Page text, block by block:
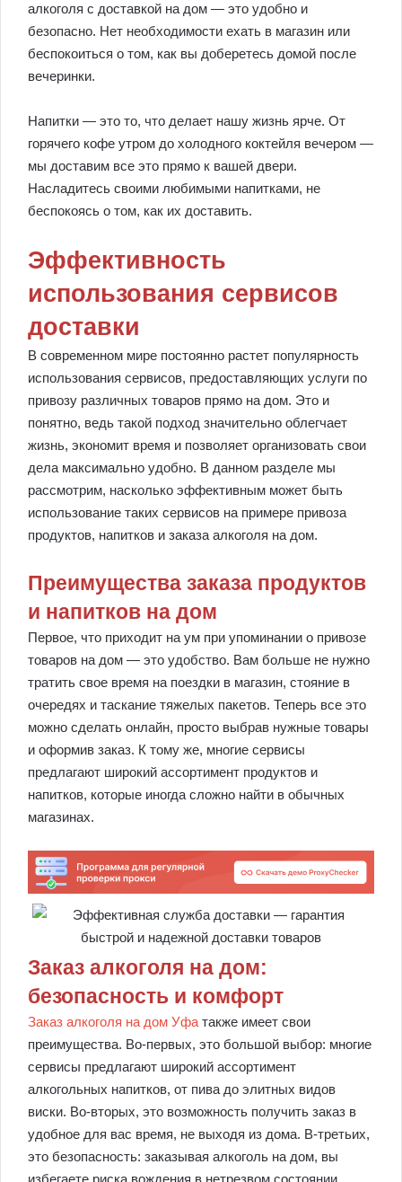
алкоголя с доставкой на дом — это удобно и
безопасно. Нет необходимости ехать в магазин или
беспокоиться о том, как вы доберетесь домой после
вечеринки.
Напитки — это то, что делает нашу жизнь ярче. От
горячего кофе утром до холодного коктейля вечером —
мы доставим все это прямо к вашей двери.
Насладитесь своими любимыми напитками, не
беспокоясь о том, как их доставить.
Эффективность
использования сервисов
доставки
В современном мире постоянно растет популярность
использования сервисов, предоставляющих услуги по
привозу различных товаров прямо на дом. Это и
понятно, ведь такой подход значительно облегчает
жизнь, экономит время и позволяет организовать свои
дела максимально удобно. В данном разделе мы
рассмотрим, насколько эффективным может быть
использование таких сервисов на примере привоза
продуктов, напитков и заказа алкоголя на дом.
Преимущества заказа продуктов
и напитков на дом
Первое, что приходит на ум при упоминании о привозе
товаров на дом — это удобство. Вам больше не нужно
тратить свое время на поездки в магазин, стояние в
очередях и таскание тяжелых пакетов. Теперь все это
можно сделать онлайн, просто выбрав нужные товары
и оформив заказ. К тому же, многие сервисы
предлагают широкий ассортимент продуктов и
напитков, которые иногда сложно найти в обычных
магазинах.
Заказ алкоголя на дом:
безопасность и комфорт
Заказ алкоголя на дом Уфатакже имеет свои
преимущества. Во-первых, это большой выбор: многие
сервисы предлагают широкий ассортимент
алкогольных напитков, от пива до элитных видов
виски. Во-вторых, это возможность получить заказ в
удобное для вас время, не выходя из дома. В-третьих,
это безопасность: заказывая алкоголь на дом, вы